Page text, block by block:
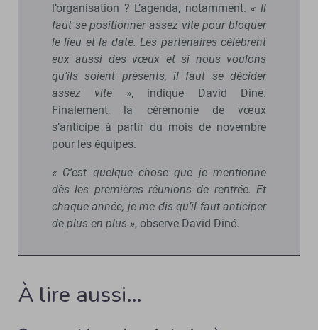
l’organisation ? L’agenda, notamment. « Il
faut se positionner assez vite pour bloquer
le lieu et la date. Les partenaires célèbrent
eux aussi des vœux et si nous voulons
qu’ils soient présents, il faut se décider
assez vite », indique David Diné.
Finalement, la cérémonie de vœux
s’anticipe à partir du mois de novembre
pour les équipes.
« C’est quelque chose que je mentionne
dès les premières réunions de rentrée. Et
chaque année, je me dis qu’il faut anticiper
de plus en plus », observe David Diné.
À lire aussi…